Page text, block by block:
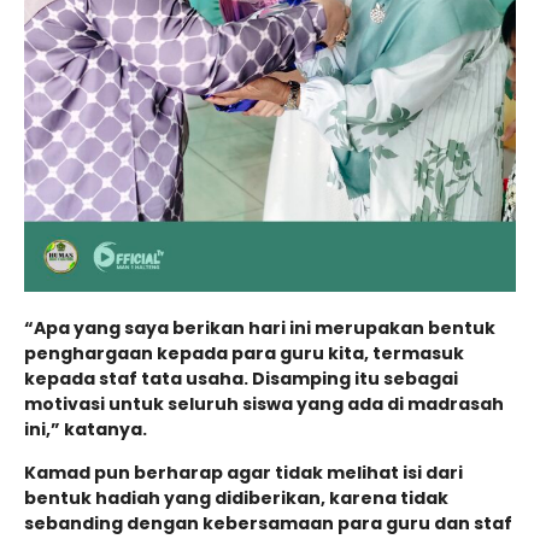
“Apa yang saya berikan hari ini merupakan bentuk
penghargaan kepada para guru kita, termasuk
kepada staf tata usaha. Disamping itu sebagai
motivasi untuk seluruh siswa yang ada di madrasah
ini,” katanya.
Kamad pun berharap agar tidak melihat isi dari
bentuk hadiah yang didiberikan, karena tidak
sebanding dengan kebersamaan para guru dan staf